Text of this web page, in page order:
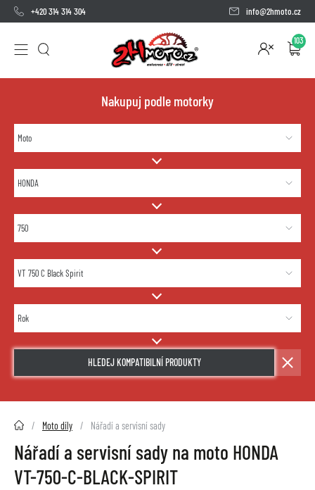
+420 314 314 304 info@2hmoto.cz
103
Nakupuj podle motorky
HLEDEJ KOMPATIBILNÍ PRODUKTY
2HMOTO.cz Moto díly Nářadí a servisní sady
Nářadí a servisní sady na moto HONDA
VT-750-C-BLACK-SPIRIT